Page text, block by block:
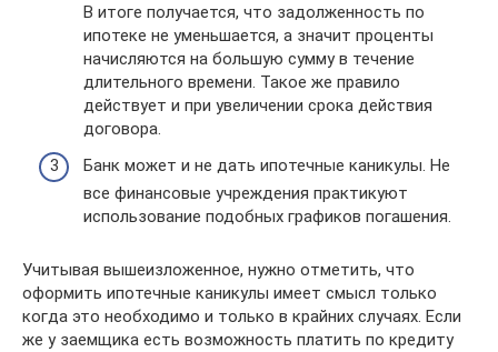
В итоге получается, что задолженность по
ипотеке не уменьшается, а значит проценты
начисляются на большую сумму в течение
длительного времени. Такое же правило
действует и при увеличении срока действия
договора.
Банк может и не дать ипотечные каникулы. Не
все финансовые учреждения практикуют
использование подобных графиков погашения.
Учитывая вышеизложенное, нужно отметить, что
оформить ипотечные каникулы имеет смысл только
когда это необходимо и только в крайних случаях. Если
же у заемщика есть возможность платить по кредиту